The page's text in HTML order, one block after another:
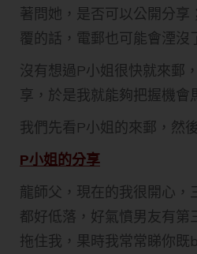
著問她，是否可以公開分享
覆的話，電郵也可能會湮沒
沒有想過P小姐很快就來郵
享，於是我就能夠把握機會
我們先看P小姐的來郵，然
P小姐的分享
龍師父，現在的我很開心，
都好低落，好氣憤男友有第
拖住我，果時我常常睇你